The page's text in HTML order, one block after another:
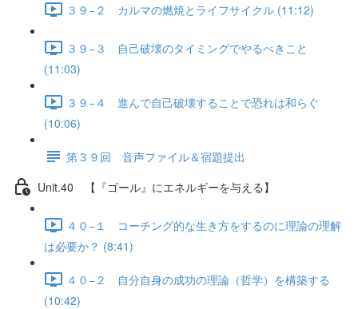
３９−２ カルマの燃焼とライフサイクル (11:12)
３９−３ 自己破壊のタイミングでやるべきこと
(11:03)
３９−４ 進んで自己破壊することで恐れは和らぐ
(10:06)
第３９回 音声ファイル＆宿題提出
Unit.40 【『ゴール』にエネルギーを与える】
４０−１ コーチング的な生き方をするのに理論の理解
は必要か？ (8:41)
４０−２ 自分自身の成功の理論（哲学）を構築する
(10:42)